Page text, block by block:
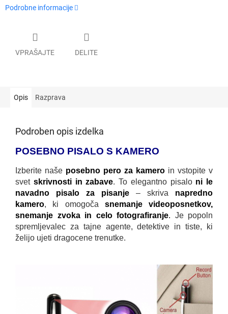
Podrobne informacije
VPRAŠAJTE DELITE
Opis Razprava
Podroben opis izdelka
POSEBNO PISALO S KAMERO
Izberite naše posebno pero za kamero in vstopite v
svet skrivnosti in zabave. To elegantno pisalo ni le
navadno pisalo za pisanje – skriva napredno
kamero, ki omogoča snemanje videoposnetkov,
snemanje zvoka in celo fotografiranje. Je popoln
spremljevalec za tajne agente, detektive in tiste, ki
želijo ujeti dragocene trenutke.